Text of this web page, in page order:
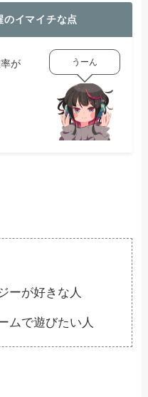
のイマイチな点
が
うーん
ーが好きな人
ムで遊びたい人